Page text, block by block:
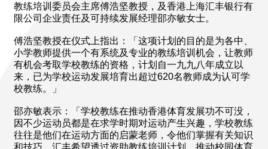
教练培训委员会主席傅浩坚教授，及香港上海汇丰银行有
限公司企业责任及可持续发展经理邵亦敏女士。
傅浩坚教授在仪式上指出：「这项计划的目的是为各中、
小学教师提供一个有系统及专业的教练培训机会，让教师
有机会考取学校教练的资格，计划自一九九八年成立以
来，已为学校运动发展培育出超过620名教师成为认可学
校教练。」
邵亦敏表示：「学校教练在推动香港体育发展功不可没，
因不少运动员都是在求学时期对运动产生兴趣，学校教练
往往是他们在运动方面的启蒙老师，令他们掌握有关知识
和技巧。汇丰希望透过资助教练培训计划，推动校园体育